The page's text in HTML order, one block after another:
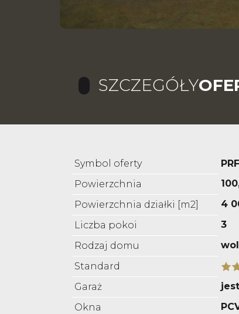
SZCZEGÓŁY
Symbol oferty
Powierzchnia
Powierzchnia działki [m2]
4
Liczba pokoi
3
Rodzaj domu
Standard
Garaż
jest
Okna